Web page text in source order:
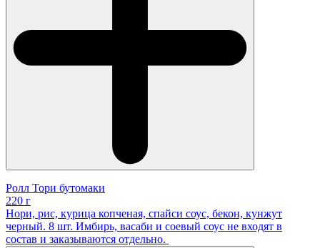
Ролл Тори бутомаки
220 г
Нори, рис, курица копченая, спайси соус, бекон, кунжут
черный. 8 шт. Имбирь, васаби и соевый соус не входят в
состав и заказываются отдельно.